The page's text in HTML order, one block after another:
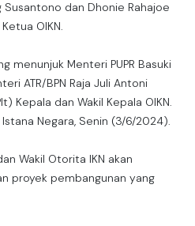
dan Dhonie Rahajoe
OIKN.
menunjuk Menteri PUPR Basuki
ATR/BPN Raja Juli Antoni
Kepala dan Wakil Kepala OIKN.
Negara, Senin (3/6/2024).
Wakil Otorita IKN akan
proyek pembangunan yang